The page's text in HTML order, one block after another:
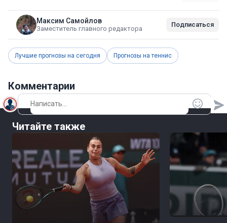
Максим Самойлов
Заместитель главного редактора
Подписаться
Лучшие прогнозы на сегодня Прогнозы на теннис
Комментарии
Читайте также